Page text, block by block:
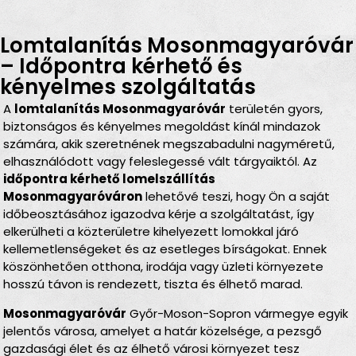
Lomtalanítás Mosonmagyaróvár
– Időpontra kérhető és
kényelmes szolgáltatás
A lomtalanítás Mosonmagyaróvár területén gyors,
biztonságos és kényelmes megoldást kínál mindazok
számára, akik szeretnének megszabadulni nagyméretű,
elhasználódott vagy feleslegessé vált tárgyaiktól. Az
időpontra kérhető lomelszállítás
Mosonmagyaróváronlehetővé teszi, hogy Ön a saját
időbeosztásához igazodva kérje a szolgáltatást, így
elkerülheti a közterületre kihelyezett lomokkal járó
kellemetlenségeket és az esetleges bírságokat. Ennek
köszönhetően otthona, irodája vagy üzleti környezete
hosszú távon is rendezett, tiszta és élhető marad.
Mosonmagyaróvár Győr-Moson-Sopron vármegye egyik
jelentős városa, amelyet a határ közelsége, a pezsgő
gazdasági élet és az élhető városi környezet tesz